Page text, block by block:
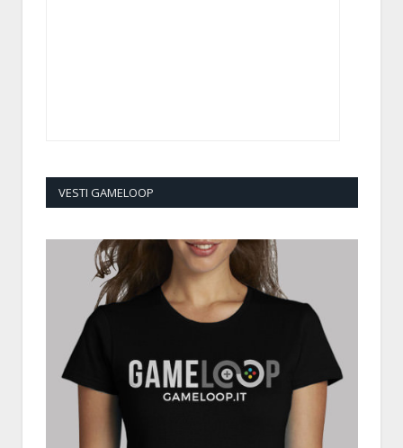
VESTI GAMELOOP